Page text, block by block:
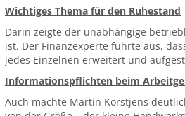
Wichtiges Thema für den Ruhestand
Darin zeigte der unabhängige
ist. Der Finanzexperte führte aus,
jedes Einzelnen erweitert und
Informationspflichten beim
Auch machte Martin Korstjens